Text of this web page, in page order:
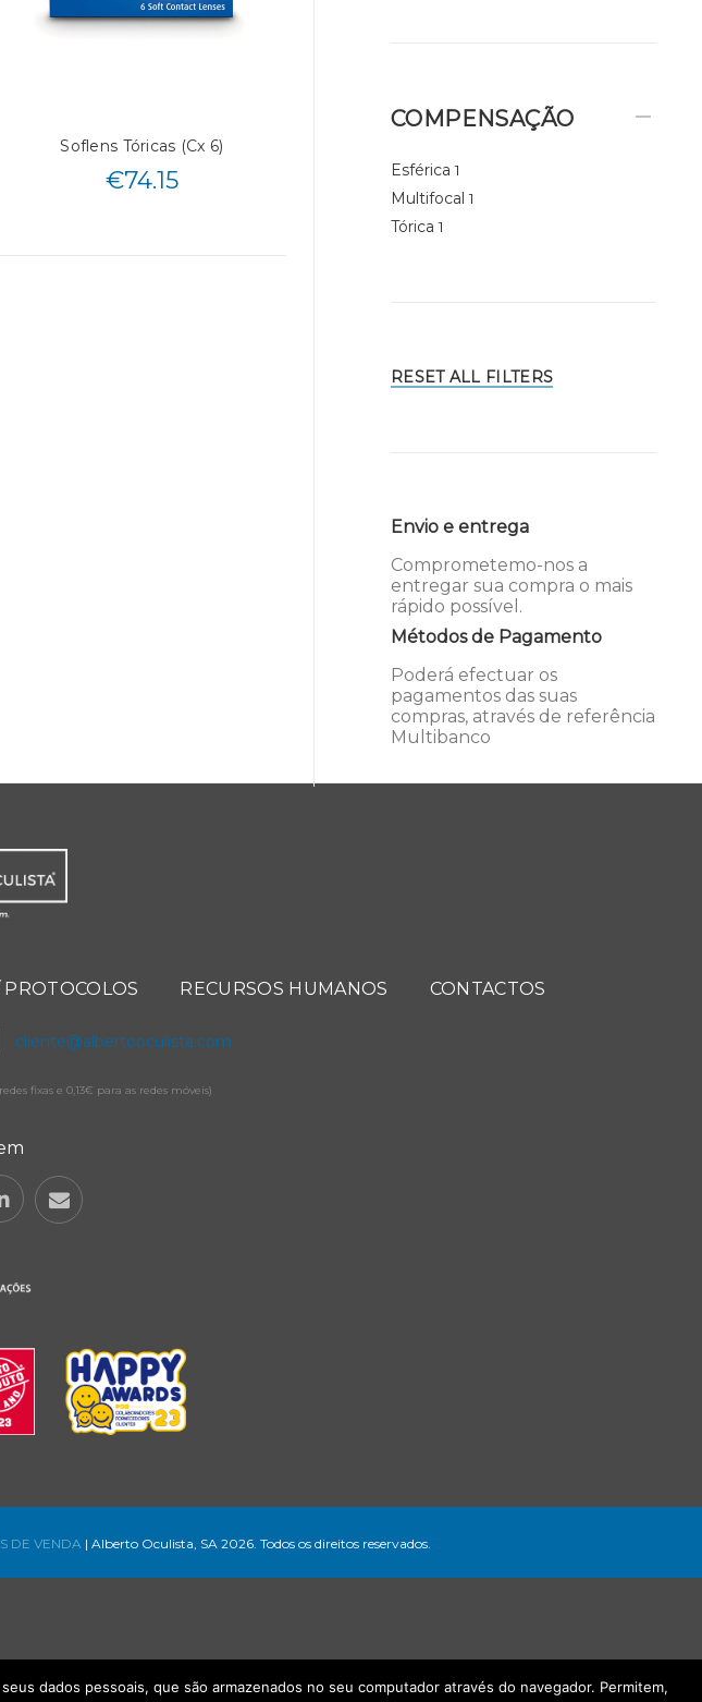
Soflens Tóricas (Cx 6)
€74.15
COMPENSAÇÃO
Esférica 1
Multifocal 1
Tórica 1
RESET ALL FILTERS
Envio e entrega
Comprometemo-nos a
entregar sua compra o mais
rápido possível.
Métodos de Pagamento
Poderá efectuar os
pagamentos das suas
compras, através de referência
Multibanco
RECURSOS HUMANOS CONTACTOS
cliente@albertooculista.com
fixas e 0,13€ para as redes móveis)
DE VENDA | Alberto Oculista, SA 2026. Todos os direitos reservados.
dados pessoais, que são armazenados no seu computador através do navegador. Permitem,